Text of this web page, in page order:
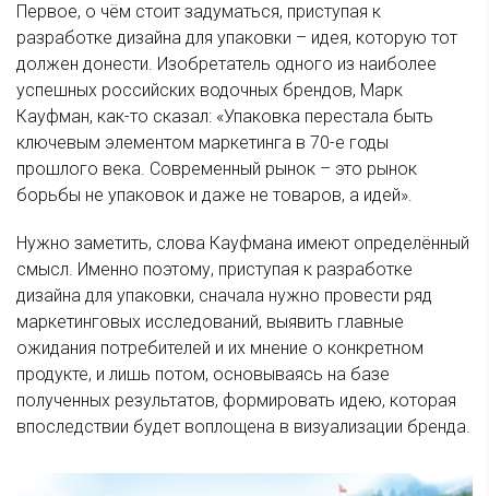
Первое, о чём стоит задуматься, приступая к
разработке дизайна для упаковки – идея, которую тот
должен донести. Изобретатель одного из наиболее
успешных российских водочных брендов, Марк
Кауфман, как-то сказал: «Упаковка перестала быть
ключевым элементом маркетинга в 70-е годы
прошлого века. Современный рынок – это рынок
борьбы не упаковок и даже не товаров, а идей».
Нужно заметить, слова Кауфмана имеют определённый
смысл. Именно поэтому, приступая к разработке
дизайна для упаковки, сначала нужно провести ряд
маркетинговых исследований, выявить главные
ожидания потребителей и их мнение о конкретном
продукте, и лишь потом, основываясь на базе
полученных результатов, формировать идею, которая
впоследствии будет воплощена в визуализации бренда.